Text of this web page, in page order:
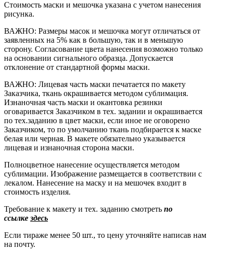
Стоимость маски и мешочка указана с учетом нанесения
рисунка.
ВАЖНО: Размеры масок и мешочка могут отличаться от
заявленных на 5% как в большую, так и в меньшую
сторону. Согласование цвета нанесения возможно только
на основании сигнального образца. Допускается
отклонение от стандартной формы маски.
ВАЖНО: Лицевая часть маски печатается по макету
Заказчика, ткань окрашивается методом сублимация.
Изнаночная часть маски и окантовка резинки
оговаривается Заказчиком в тех. задании и окрашивается
по тех.заданию в цвет маски, если иное не оговорено
Заказчиком, то по умолчанию ткань подбирается к маске
белая или черная. В макете обязательно указывается
лицевая и изнаночная сторона маски.
Полноцветное нанесение осуществляется методом
сублимации. Изображение размещается в соответствии с
лекалом. Нанесение на маску и на мешочек входит в
стоимость изделия.
Требование к макету и тех. заданию смотреть по
ссылкездесь
Если тираже менее 50 шт., то цену уточняйте написав нам
на почту.